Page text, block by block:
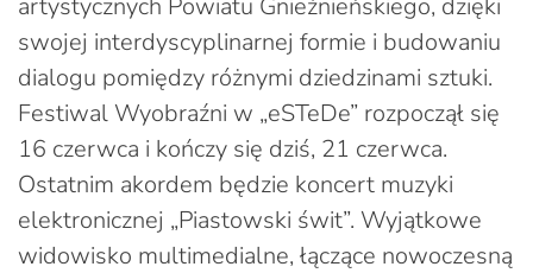
swojej interdyscyplinarnej formie i budowaniu
dialogu pomiędzy różnymi dziedzinami sztuki.
Festiwal Wyobraźni w „eSTeDe” rozpoczął się
16 czerwca i kończy się dziś, 21 czerwca.
Ostatnim akordem będzie koncert muzyki
elektronicznej „Piastowski świt”. Wyjątkowe
widowisko multimedialne, łączące nowoczesną